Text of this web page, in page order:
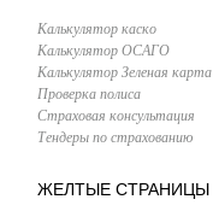
Калькулятор каско
Калькулятор ОСАГО
Калькулятор Зеленая карта
Проверка полиса
Страховая консультация
Тендеры по страхованию
ЖЕЛТЫЕ СТРАНИЦЫ